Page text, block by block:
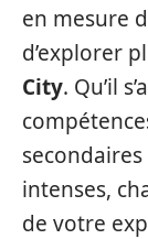
en mesure
d’explorer
City. Qu’il
intenses,
de votre